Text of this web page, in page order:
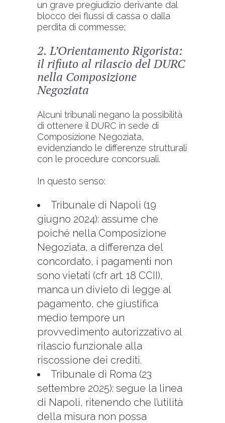
un grave pregiudizio derivante dal
blocco dei flussi di cassa o dalla
perdita di commesse;
2. L’Orientamento Rigorista:
il rifiuto al rilascio del DURC
nella Composizione
Negoziata
Alcuni tribunali negano la possibilità
di ottenere il DURC in sede di
Composizione Negoziata,
evidenziando le differenze strutturali
con le procedure concorsuali.
In questo senso:
Tribunale di Napoli (19
giugno 2024): assume che
poiché nella Composizione
Negoziata, a differenza del
concordato, i pagamenti non
sono vietati (cfr art. 18 CCII),
manca un divieto di legge al
pagamento, che giustifica
medio tempore un
provvedimento autorizzativo al
rilascio funzionale alla
riscossione dei crediti.
Tribunale di Roma (23
settembre 2025): segue la linea
di Napoli, ritenendo che l’utilità
della misura non possa